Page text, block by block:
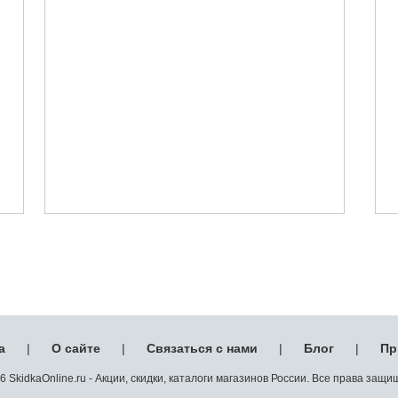
| О сайте | Связаться с нами | Блог |
SkidkaOnline.ru - Акции, скидки, каталоги магазинов России. Все права